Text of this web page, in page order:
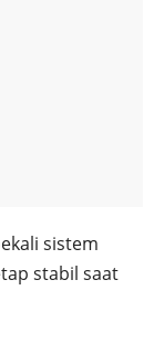
sistem
stabil saat